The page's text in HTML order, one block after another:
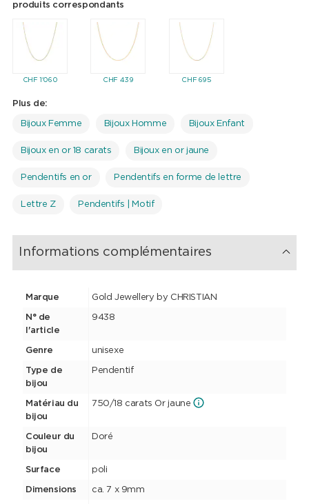
produits correspondants
CHF1'060 CHF439 CHF695
Plus de:
Bijoux Femme Bijoux Homme Bijoux Enfant
Bijoux en or 18 carats Bijoux en or jaune
Pendentifs en or Pendentifs en forme de lettre
Lettre Z Pendentifs | Motif
Informations complémentaires
Marque Gold Jewellery by CHRISTIAN
N° de
l'article
9438
Genre unisexe
Type de
bijou
Pendentif
Matériau du
bijou
750/18 carats Or jaune
Couleur du
bijou
Doré
Surface poli
Dimensions ca. 7 x 9mm